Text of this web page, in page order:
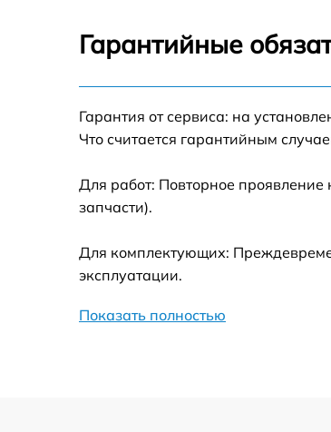
Замена станции airport
Замена аудио выхода
Замена VGA порта
Гарантийные
Гарантия от сервиса: на
Что считается гарантийным
Для работ: Повторное
запчасти).
Для комплектующих:
эксплуатации.
Показать полностью